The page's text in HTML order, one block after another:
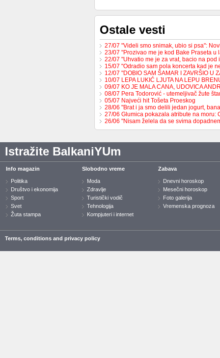
Ostale vesti
27/07 "Videli smo snimak, ubio si psa":
23/07 "Prozivao me je kod Bake Praseta
22/07 "Uhvatio me je za vrat, bacio na
15/07 "Odradio sam pola koncerta kad je
12/07 "DOBIO SAM ŠAMAR I ZAVRŠIO U
10/07 LEPA LUKIĆ LJUTA NA LEPU
09/07 KO JE MALA CANA, UDOVICA
08/07 Pera Todorović - utemeljivač žute
05/07 Najveći hit Tošeta Proeskog
28/06 "Brat i ja smo delili jedan jogurt,
27/06 Glumica pokazala atribute na moru:
26/06 "Nisam želela da se svima
Istražite BalkaniYUm
Info magazin
Politika
Društvo i ekonomija
Sport
Svet
Žuta stampa
Slobodno vreme
Moda
Zdravlje
Turistički vodič
Tehnologija
Kompjuteri i internet
Zabava
Dnevni horoskop
Mesečni horoskop
Foto galerija
Vremenska prognoza
Terms, conditions and privacy policy